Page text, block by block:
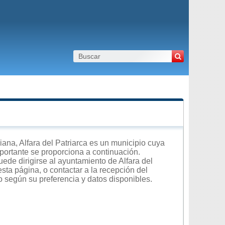
Alfara del Patriarca es un municipio cuya
se proporciona a continuación.
dirigirse al ayuntamiento de Alfara del
página, o contactar a la recepción del
su preferencia y datos disponibles.